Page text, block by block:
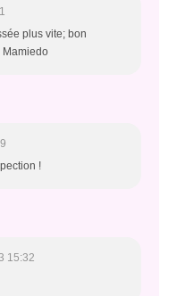
plus vite; bon
Mamiedo
!
15:32